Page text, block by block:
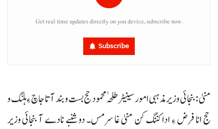
Get real time updates directly on you device, subscribe now.
Subscribe
منیٰ : بنجائی وزیرمذہبی امور سینیٹر طلحہٰ محمود حج بست وبند آتا جاچ ءِ ہلنگ و
حج انا فرض ءِ ادا کننگ کن منیٰ غا سرمس۔ دوشنبے نادے آ بنجائی وزیر